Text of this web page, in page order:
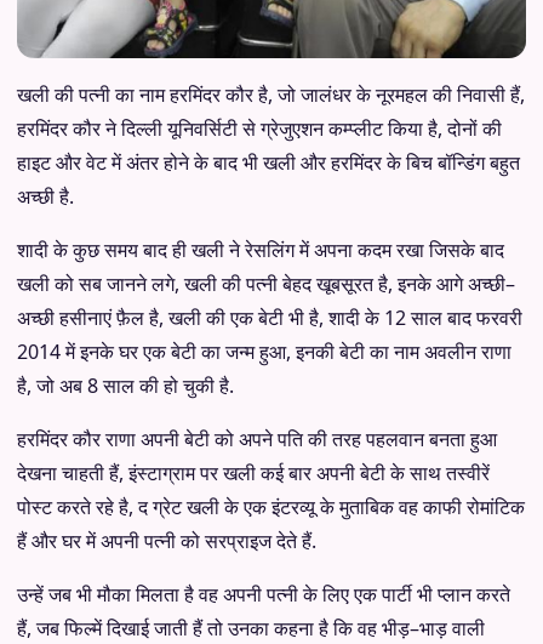
खली की पत्नी का नाम हरमिंदर कौर है,जो जालंधर के नूरमहल की निवासी हैं,
हरमिंदर कौर ने दिल्ली यूनिवर्सिटी से ग्रेजुएशन कम्प्लीट किया है,दोनों की
हाइट और वेट में अंतर होने के बाद भी खली और हरमिंदर के बिच बॉन्डिंग बहुत
अच्छी है.
शादी के कुछ समय बाद ही खली ने रेसलिंग में अपना कदम रखा जिसके बाद
खली को सब जानने लगे,खली की पत्नी बेहद खूबसूरत है,इनके आगे अच्छी–
अच्छी हसीनाएं फ़ैल है,खली की एक बेटी भी है,शादी के12साल बाद फरवरी
2014में इनके घर एक बेटी का जन्म हुआ,इनकी बेटी का नाम अवलीन राणा
है,जो अब8साल की हो चुकी है.
हरमिंदर कौर राणा अपनी बेटी को अपने पति की तरह पहलवान बनता हुआ
देखना चाहती हैं,इंस्टाग्राम पर खली कई बार अपनी बेटी के साथ तस्वीरें
पोस्ट करते रहे है,द ग्रेट खली के एक इंटरव्यू के मुताबिक वह काफी रोमांटिक
हैं और घर में अपनी पत्नी को सरप्राइज देते हैं.
उन्हें जब भी मौका मिलता है वह अपनी पत्नी के लिए एक पार्टी भी प्लान करते
हैं,जब फिल्में दिखाई जाती हैं तो उनका कहना है कि वह भीड़–भाड़ वाली